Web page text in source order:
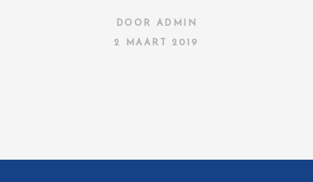
DOOR ADMIN
2 MAART 2019